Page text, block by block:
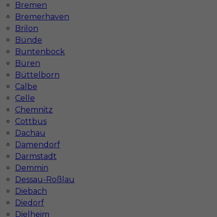
Bremen
Bremerhaven
Brilon
Bünde
Buntenbock
Büren
Büttelborn
Calbe
Celle
Chemnitz
Cottbus
Dachau
Damendorf
Darmstadt
Demmin
Dessau-Roßlau
Diebach
Diedorf
Dielheim
Praca w Niemczech dla brukarza - Ratyzbona
Kategoria
Lokalizacja
Wymagane języki
Niemiecki dobry
Stawka
1
Znaleziono 7 wyników